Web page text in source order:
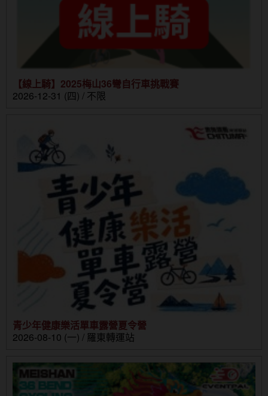
【線上騎】2025梅山36彎自行車挑戰賽
2026-12-31 (四) / 不限
青少年健康樂活單車露營夏令營
2026-08-10 (一) / 羅東轉運站